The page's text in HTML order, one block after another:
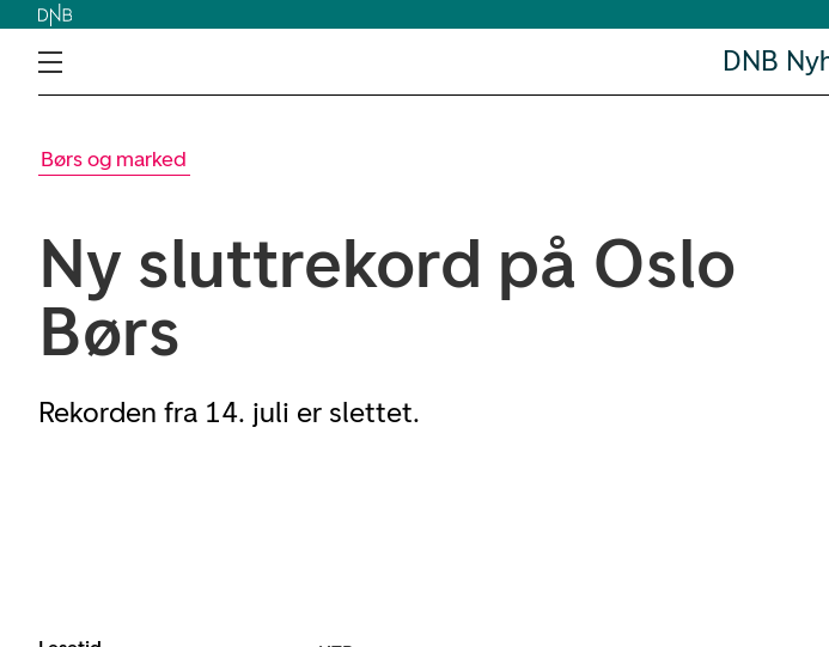
DNB
Børs og marked
Ny sluttrekord på Oslo
Børs
Rekorden fra 14. juli er slettet.